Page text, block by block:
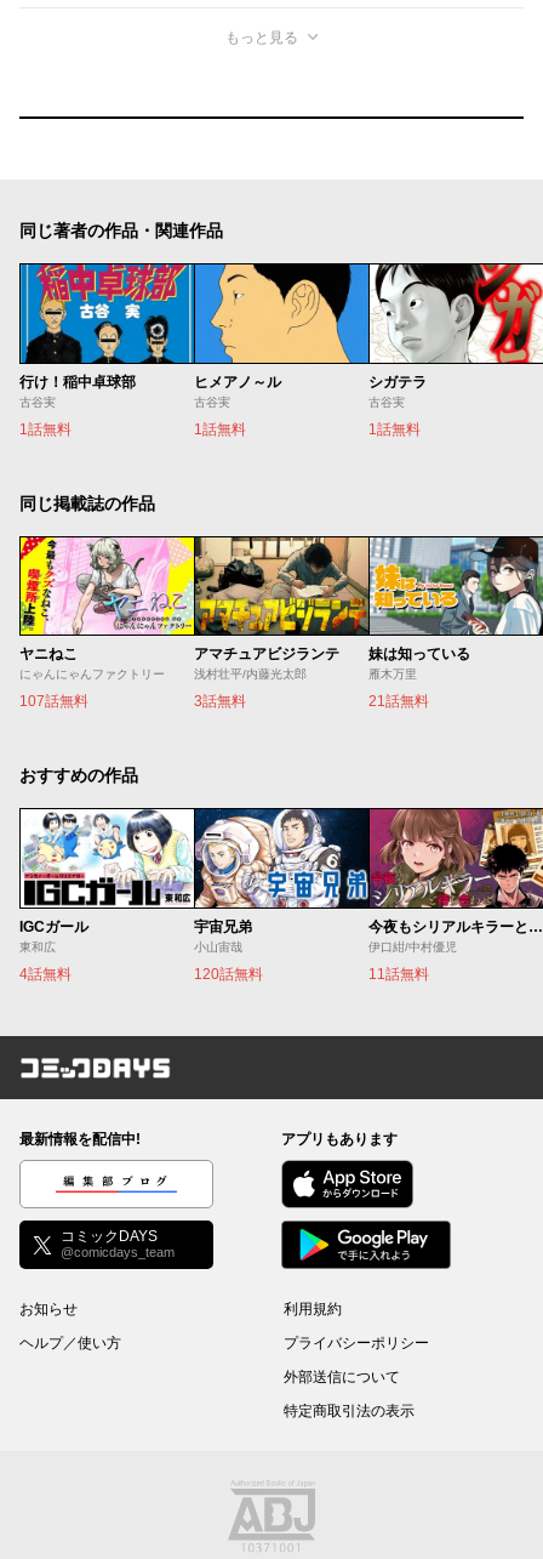
もっと見る
同じ著者の作品・関連作品
行け！稲中卓球部
古谷実
1話無料
ヒメアノ～ル
古谷実
1話無料
シガテラ
古谷実
1話無料
同じ掲載誌の作品
ヤニねこ
にゃんにゃんファクトリー
107話無料
アマチュアビジランテ
浅村壮平/内藤光太郎
3話無料
妹は知っている
雁木万里
21話無料
おすすめの作品
IGCガール
東和広
4話無料
宇宙兄弟
小山宙哉
120話無料
今夜もシリアルキラーと待ち合わせ
伊口紺/中村優児
11話無料
コミックDAYS
最新情報を配信中!
編集部ブログ
コミックDAYS
@comicdays_team
アプリもあります
お知らせ
ヘルプ／使い方
利用規約
プライバシーポリシー
外部送信について
特定商取引法の表示